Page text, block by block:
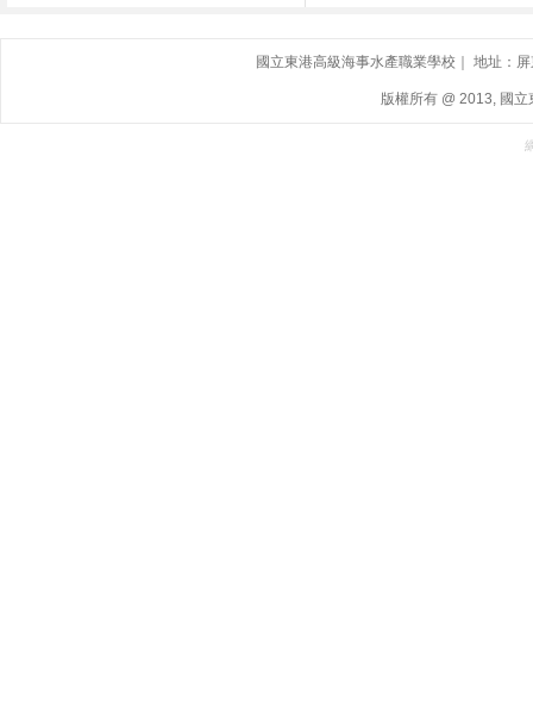
國立東港高級海事水產職業學校｜ 地址：
版權所有 @ 2013, 國